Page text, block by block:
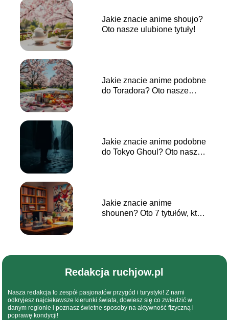
Jakie znacie anime shoujo?
Oto nasze ulubione tytuły!
Jakie znacie anime podobne
do Toradora? Oto nasze
Jakie znacie anime podobne
do Tokyo Ghoul? Oto nasze
Jakie znacie anime
shounen? Oto 7 tytułów, które
Redakcja ruchjow.pl
Nasza redakcja to zespół pasjonatów przygód i turystyki! Z nami
odkryjesz najciekawsze kierunki świata, dowiesz się co zwiedzić w
danym regionie i poznasz świetne sposoby na aktywność fizyczną i
poprawę kondycji!